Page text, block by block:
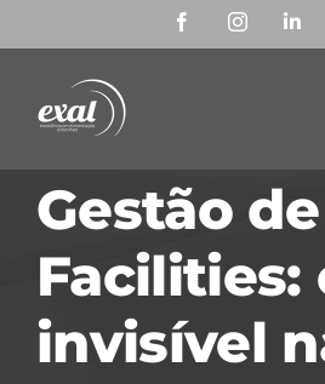
para
conteúdo
FacebookInstagram
Gestão de
Facilities:
invisível